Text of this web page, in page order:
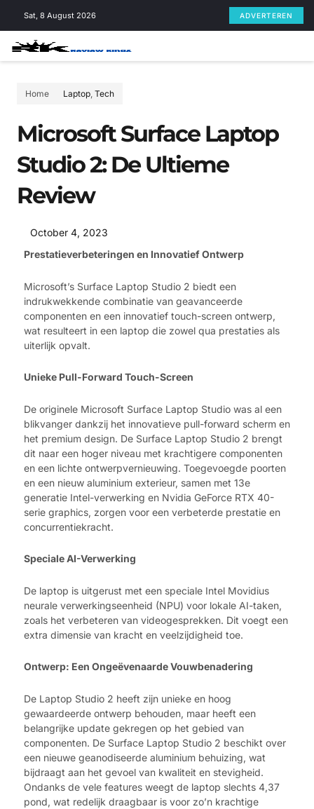
Sat, 8 August 2026 ADVERTEREN
Home Laptop, Tech
Microsoft Surface Laptop
Studio 2: De Ultieme
Review
October 4, 2023
Prestatieverbeteringen en Innovatief Ontwerp
Microsoft’s Surface Laptop Studio 2 biedt een
indrukwekkende combinatie van geavanceerde
componenten en een innovatief touch-screen ontwerp,
wat resulteert in een laptop die zowel qua prestaties als
uiterlijk opvalt.
Unieke Pull-Forward Touch-Screen
De originele Microsoft Surface Laptop Studio was al een
blikvanger dankzij het innovatieve pull-forward scherm en
het premium design. De Surface Laptop Studio 2 brengt
dit naar een hoger niveau met krachtigere componenten
en een lichte ontwerpvernieuwing. Toegevoegde poorten
en een nieuw aluminium exterieur, samen met 13e
generatie Intel-verwerking en Nvidia GeForce RTX 40-
serie graphics, zorgen voor een verbeterde prestatie en
concurrentiekracht.
Speciale AI-Verwerking
De laptop is uitgerust met een speciale Intel Movidius
neurale verwerkingseenheid (NPU) voor lokale AI-taken,
zoals het verbeteren van videogesprekken. Dit voegt een
extra dimensie van kracht en veelzijdigheid toe.
Ontwerp: Een Ongeëvenaarde Vouwbenadering
De Laptop Studio 2 heeft zijn unieke en hoog
gewaardeerde ontwerp behouden, maar heeft een
belangrijke update gekregen op het gebied van
componenten. De Surface Laptop Studio 2 beschikt over
een nieuwe geanodiseerde aluminium behuizing, wat
bijdraagt aan het gevoel van kwaliteit en stevigheid.
Ondanks de vele features weegt de laptop slechts 4,37
pond, wat redelijk draagbaar is voor zo’n krachtige